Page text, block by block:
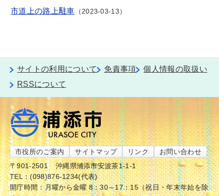
市道上の路上駐車 2023-03-13
サイトの利用について 免責事項
個人情報の取扱い
RSSについて
市役所のご案内 サイトマップ リンク
お問い合わせ
〒901-2501
沖縄県浦添市安波茶1-1-1
TEL：(098)876-1234(代表)
開庁時間：月曜から金曜 8：30～17：15（祝日・年末年始を除